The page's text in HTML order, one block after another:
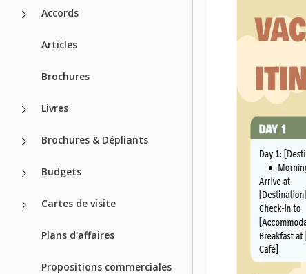
Accords
Articles
Brochures
Livres
Brochures & Dépliants
Budgets
Cartes de visite
Plans d'affaires
Propositions commerciales